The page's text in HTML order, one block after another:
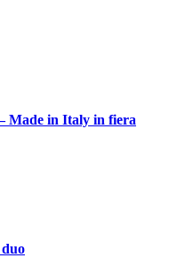
Made in Italy in fiera